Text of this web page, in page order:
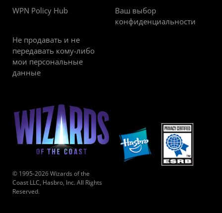
WPN Policy Hub
Ваш выбор
конфиденциальности
Не продавать и не
передавать кому-либо
мои персональные
данные
© 1995-2026 Wizards of the
Coast LLC, Hasbro, Inc. All Rights
Reserved.